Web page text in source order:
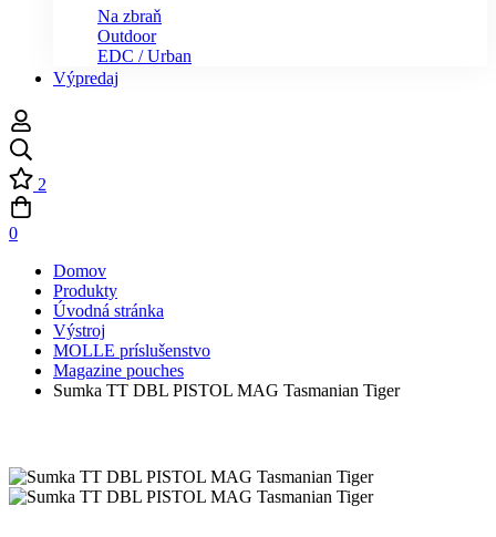
Na zbraň
Outdoor
EDC / Urban
Výpredaj
2
0
Domov
Produkty
Úvodná stránka
Výstroj
MOLLE príslušenstvo
Magazine pouches
Sumka TT DBL PISTOL MAG Tasmanian Tiger